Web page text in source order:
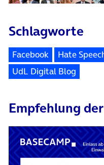
Schlagworte
Facebook Hate
UdL Digital Blog
Empfehlung